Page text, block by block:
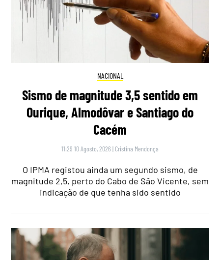
NACIONAL
Sismo de magnitude 3,5 sentido em
Ourique, Almodôvar e Santiago do
Cacém
11:29 10 Agosto, 2026 | Cristina Mendonça
O IPMA registou ainda um segundo sismo, de
magnitude 2,5, perto do Cabo de São Vicente, sem
indicação de que tenha sido sentido